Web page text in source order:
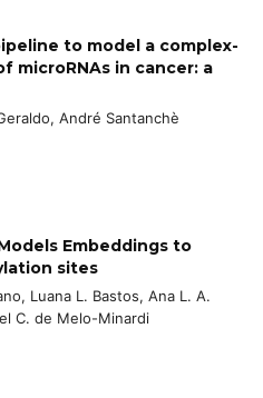
to model a complex-
microRNAs in cancer: a
André Santanchè
Embeddings to
sites
Luana L. Bastos, Ana L. A.
C. de Melo-Minardi